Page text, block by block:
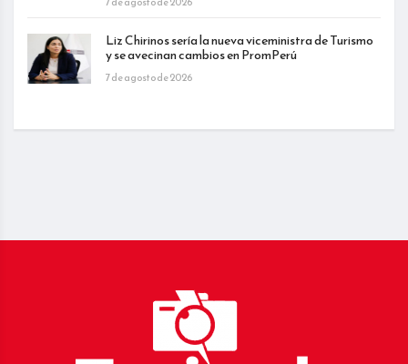
Liz Chirinos sería la nueva viceministra de Turismo
y se avecinan cambios en PromPerú
7 de agosto de 2026